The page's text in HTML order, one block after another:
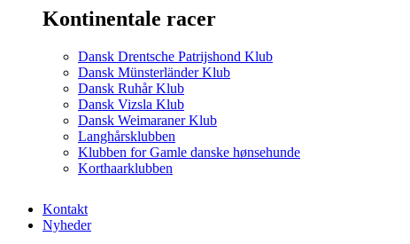
Kontinentale racer
Dansk Drentsche Patrijshond Klub
Dansk Münsterländer Klub
Dansk Ruhår Klub
Dansk Vizsla Klub
Dansk Weimaraner Klub
Langhårsklubben
Klubben for Gamle danske hønsehunde
Korthaarklubben
Kontakt
Nyheder